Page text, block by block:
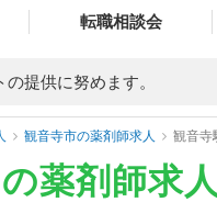
転職相談会
提供に努めます。
観音寺市の薬剤師求人 観音寺
薬剤師求